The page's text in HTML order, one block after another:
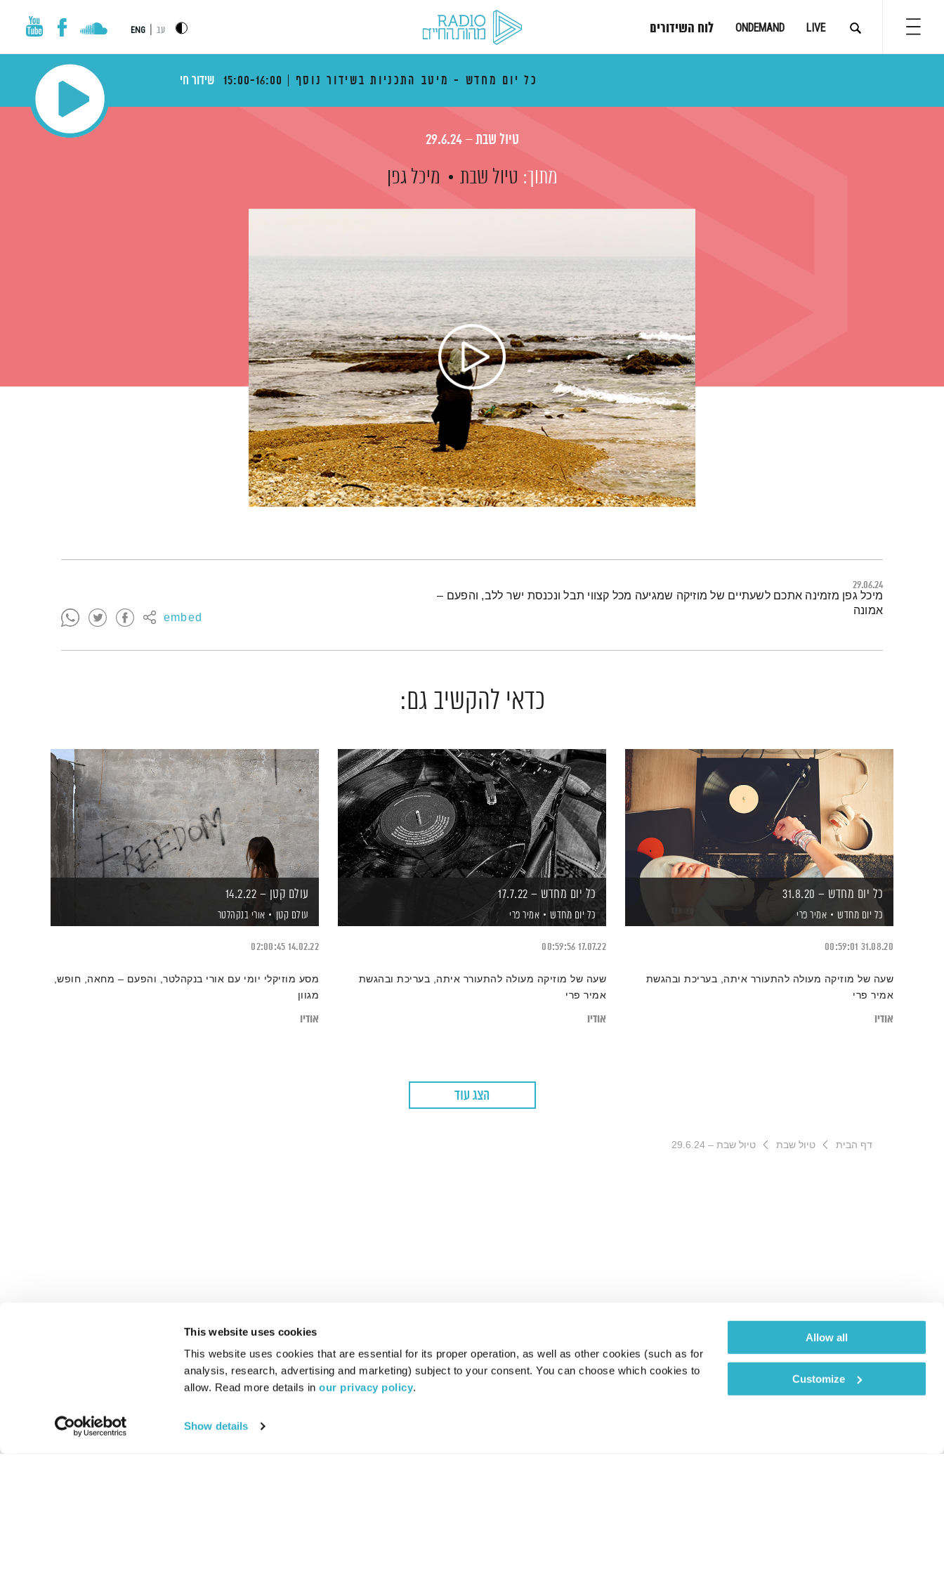
This website uses cookies
This website uses cookies that are essential for its proper operation, as well as other cookies (such as for
analysis, research, advertising and marketing) subject to your consent. You can choose which cookies to
allow. Read more details in our privacy policy.
Show details
Allow all
Customize
LIVE
ONDEMAND לוח השידורים עב ENG
כל יום מחדש - מיטב התכניות בשידור נוסף 15:00-16:00 שידור חי
טיול שבת – 29.6.24
מתוך: טיול שבת מיכל גפן
29.06.24
embed
תמצית הפודקאסט
מיכל גפן מזמינה אתכם לשעתיים של מוזיקה שמגיעה מכל קצווי תבל ונכנסת ישר ללב, והפעם –
אמונה
כדאי להקשיב גם:
כל יום מחדש – 31.8.20
כל יום מחדש אמיר פרי
31.08.20
00:59:01
שעה של מוזיקה מעולה להתעורר איתה, בעריכת ובהגשת
אמיר פרי
אודיו
כל יום מחדש – 17.7.22
כל יום מחדש אמיר פרי
17.07.22
00:59:56
שעה של מוזיקה מעולה להתעורר איתה, בעריכת ובהגשת
אמיר פרי
אודיו
עולם קטן – 14.2.22
עולם קטן אורי בנקהלטר
14.02.22
02:00:45
מסע מוזיקלי יומי עם אורי בנקהלטר, והפעם – מחאה, חופש,
מגוון
אודיו
הצג עוד
דף הבית טיול שבת טיול שבת – 29.6.24